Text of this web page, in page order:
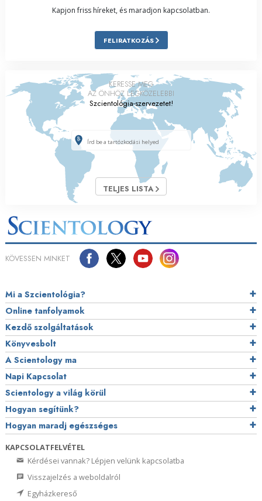
Kapjon friss híreket, és maradjon kapcsolatban.
FELIRATKOZÁS
KERESSE MEG
AZ ÖNHÖZ LEGKÖZELEBBI
Szcientológia-szervezetet!
TELJES LISTA
KÖVESSEN MINKET
Mi a Szcientológia?
Online tanfolyamok
Kezdő szolgáltatások
Könyvesbolt
A Scientology ma
Napi Kapcsolat
Scientology a világ körül
Hogyan segítünk?
Hogyan maradj egészséges
KAPCSOLATFELVÉTEL
Kérdései vannak? Lépjen velünk kapcsolatba
Visszajelzés a weboldalról
Egyházkereső